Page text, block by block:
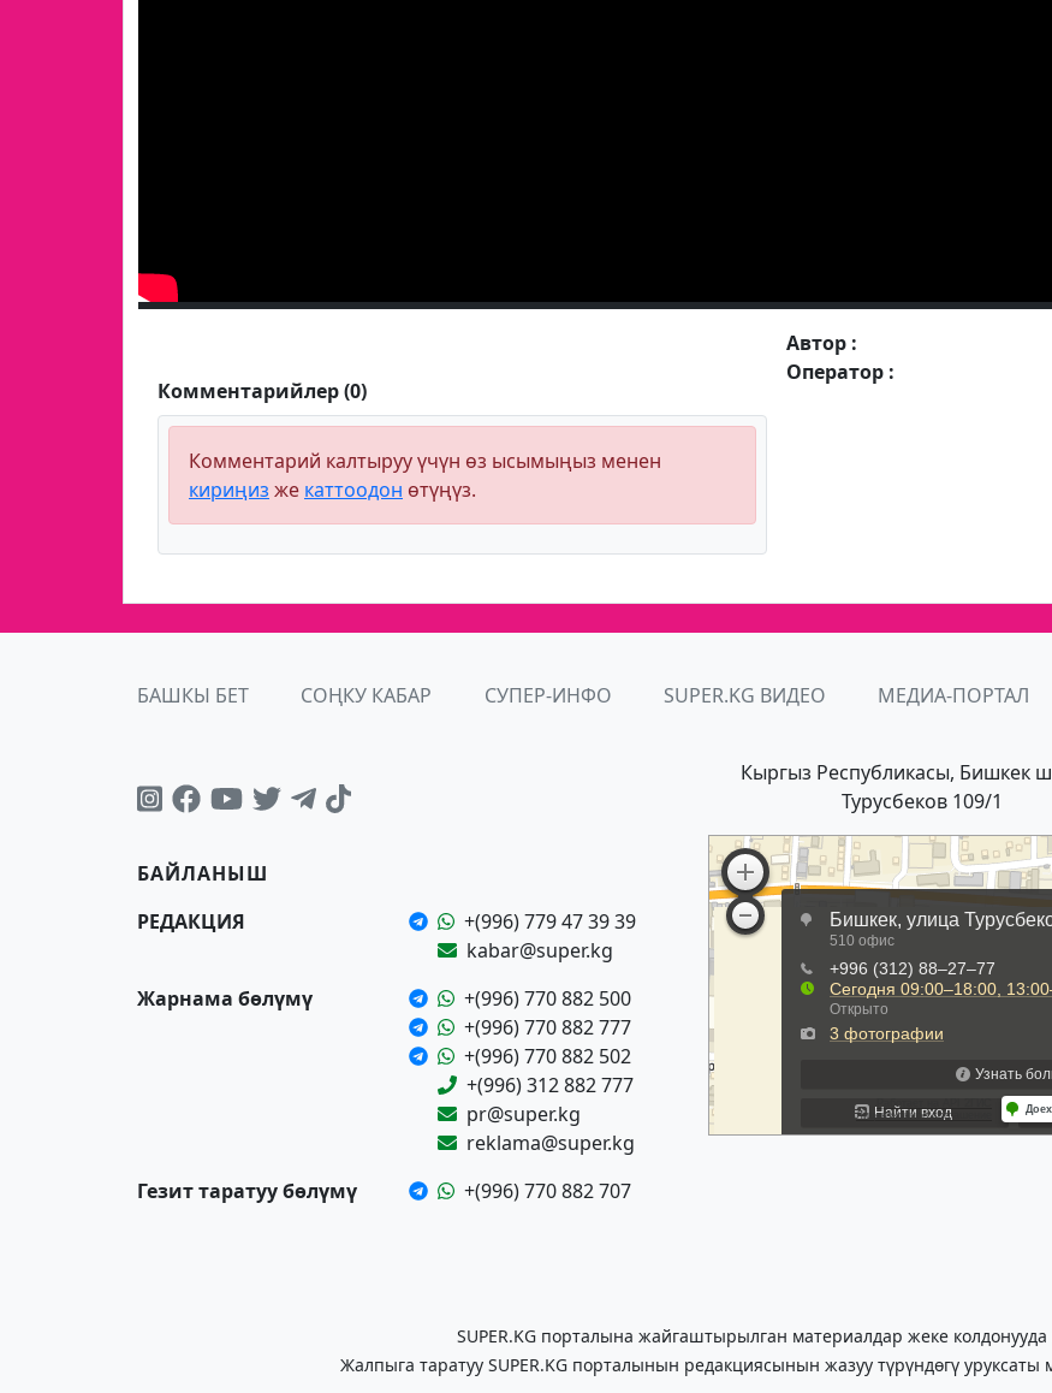
Комментарийлер (0)
Комментарий калтыруу үчүн өз ысымыңыз менен
кириңиз же каттоодон өтүңүз.
Автор :
Оператор :
БАШКЫ БЕТ СОҢКУ КАБАР СУПЕР-ИНФО SUPER.KG ВИДЕО МЕДИА-ПОРТАЛ
БАЙЛАНЫШ
РЕДАКЦИЯ
+(996) 779 47 39 39
kabar@super.kg
Жарнама бөлүмү
+(996) 770 882 500
+(996) 770 882 777
+(996) 770 882 502
+(996) 312 882 777
pr@super.kg
reklama@super.kg
Гезит таратуу бөлүмү
+(996) 770 882 707
Кыргыз Республикасы, Бишкек
Турусбеков 109/1
SUPER.KG порталына жайгаштырылган материалдар жеке колдонууда
Жалпыга таратуу SUPER.KG порталынын редакциясынын жазуу түрүндөгү